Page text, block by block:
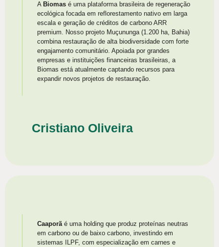
A Biomas é uma plataforma brasileira de regeneração
ecológica focada em reflorestamento nativo em larga
escala e geração de créditos de carbono ARR
premium. Nosso projeto Muçununga (1.200 ha, Bahia)
combina restauração de alta biodiversidade com forte
engajamento comunitário. Apoiada por grandes
empresas e instituições financeiras brasileiras, a
Biomas está atualmente captando recursos para
expandir novos projetos de restauração.
Cristiano Oliveira
Caaporã é uma holding que produz proteínas neutras
em carbono ou de baixo carbono, investindo em
sistemas ILPF, com especialização em carnes e